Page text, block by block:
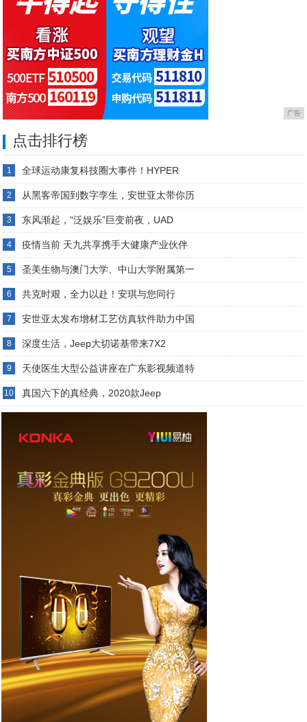
广告
点击排行榜
1 全球运动康复科技圈大事件！HYPER
2 从黑客帝国到数字孪生，安世亚太带你历
3 东风渐起，“泛娱乐”巨变前夜，UAD
4 疫情当前 天九共享携手大健康产业伙伴
5 圣美生物与澳门大学、中山大学附属第一
6 共克时艰，全力以赴！安琪与您同行
7 安世亚太发布增材工艺仿真软件助力中国
8 深度生活，Jeep大切诺基带来7X2
9 天使医生大型公益讲座在广东影视频道特
10 真国六下的真经典，2020款Jeep